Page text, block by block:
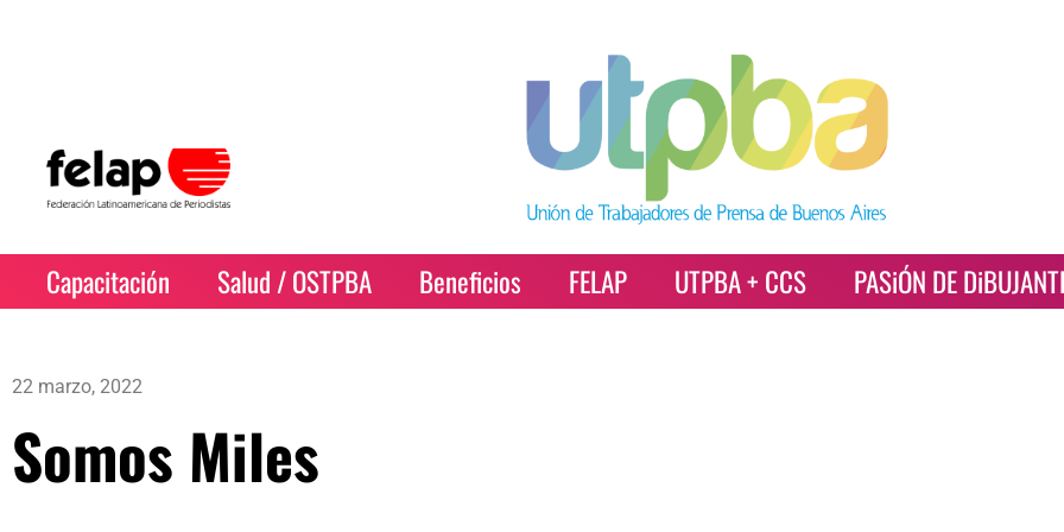
Capacitación Salud / OSTPBA Beneficios FELAP UTPBA + CCS PASiÓN DE
22 marzo, 2022
Somos Miles